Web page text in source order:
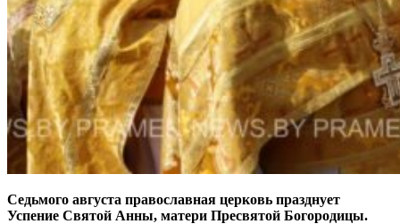
Седьмого августа православная церковь празднует
Успение Святой Анны, матери Пресвятой Богородицы.